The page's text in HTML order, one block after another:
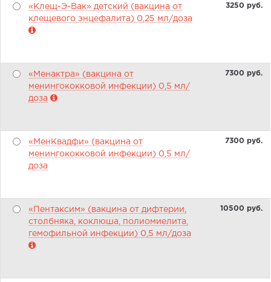
«Клещ-Э-Вак» детский (вакцина от
клещевого энцефалита) 0,25 мл/доза
3250 pуб.
«Менактра» (вакцина от
менингококковой инфекции) 0,5 мл/
доза
7300 pуб.
«МенКвадфи» (вакцина от
менингококковой инфекции) 0,5 мл/
доза
7300 pуб.
«Пентаксим» (вакцина от дифтерии,
столбняка, коклюша, полиомиелита,
гемофильной инфекции) 0,5 мл/доза
10500 pуб.